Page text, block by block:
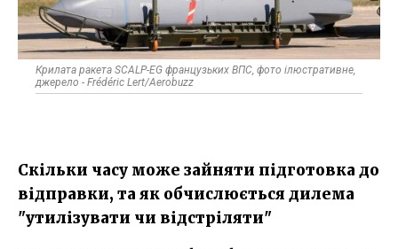
Крилата ракета SCALP-EG французьких ВПС, фото ілюстративне,
джерело - Frédéric Lert/Aerobuzz
Скільки часу може зайняти підготовка до
відправки, та як обчислюється дилема
"утилізувати чи відстріляти"